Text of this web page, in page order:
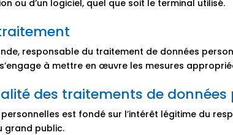
ou d’un logiciel, quel que soit le terminal utilisé.
responsable du traitement de données
s’engage à mettre en œuvre les mesures
des traitements de données
est fondé sur l’intérêt légitime du
grand public.